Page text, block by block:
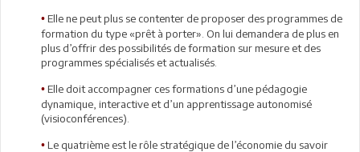
• Elle ne peut plus se contenter de proposer des programmes de
formation du type «prêt à porter». On lui demandera de plus en
plus d’offrir des possibilités de formation sur mesure et des
programmes spécialisés et actualisés.
• Elle doit accompagner ces formations d’une pédagogie
dynamique, interactive et d’un apprentissage autonomisé
(visioconférences).
• Le quatrième est le rôle stratégique de l’économie du savoir